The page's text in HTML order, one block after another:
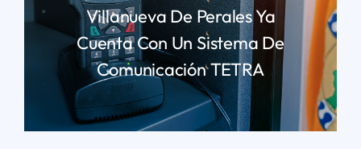
Villanueva De Perales Ya
Cuenta Con Un Sistema De
Comunicación TETRA
LEER MÁS